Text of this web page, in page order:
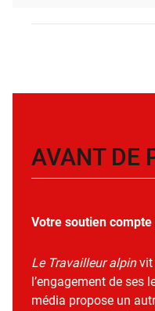
AVANT DE
Votre soutien
Le Travailleur alpinvit
l’engagement de ses
média propose un